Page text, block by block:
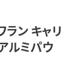
ン キャリ
ルミパウ